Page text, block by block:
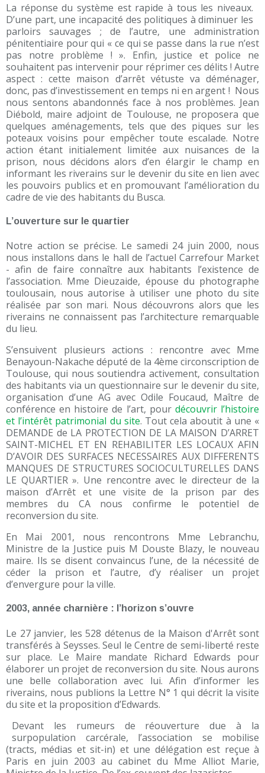
La réponse du système est rapide à tous les niveaux.
D’une part, une incapacité des politiques à diminuer les
parloirs sauvages ; de l’autre, une administration
pénitentiaire pour qui « ce qui se passe dans la rue n’est
pas notre problème ! ». Enfin, justice et police ne
souhaitent pas intervenir pour réprimer ces délits ! Autre
aspect : cette maison d’arrêt vétuste va déménager,
donc, pas d’investissement en temps ni en argent ! Nous
nous sentons abandonnés face à nos problèmes. Jean
Diébold, maire adjoint de Toulouse, ne proposera que
quelques aménagements, tels que des piques sur les
poteaux voisins pour empêcher toute escalade. Notre
action étant initialement limitée aux nuisances de la
prison, nous décidons alors d’en élargir le champ en
informant les riverains sur le devenir du site en lien avec
les pouvoirs publics et en promouvant l’amélioration du
cadre de vie des habitants du Busca.
L’ouverture sur le quartier
Notre action se précise. Le samedi 24 juin 2000, nous
nous installons dans le hall de l’actuel Carrefour Market
- afin de faire connaître aux habitants l’existence de
l’association. Mme Dieuzaide, épouse du photographe
toulousain, nous autorise à utiliser une photo du site
réalisée par son mari. Nous découvrons alors que les
riverains ne connaissent pas l’architecture remarquable
du lieu.
S’ensuivent plusieurs actions : rencontre avec Mme
Benayoun-Nakache député de la 4ème circonscription de
Toulouse, qui nous soutiendra activement, consultation
des habitants via un questionnaire sur le devenir du site,
organisation d’une AG avec Odile Foucaud, Maître de
conférence en histoire de l’art, pour découvrir l’histoire
et l’intérêt patrimonial du site. Tout cela aboutit à une «
DEMANDE de LA PROTECTION DE LA MAISON D’ARRET
SAINT-MICHEL ET EN REHABILITER LES LOCAUX AFIN
D’AVOIR DES SURFACES NECESSAIRES AUX DIFFERENTS
MANQUES DE STRUCTURES SOCIOCULTURELLES DANS
LE QUARTIER ». Une rencontre avec le directeur de la
maison d’Arrêt et une visite de la prison par des
membres du CA nous confirme le potentiel de
reconversion du site.
En Mai 2001, nous rencontrons Mme Lebranchu,
Ministre de la Justice puis M Douste Blazy, le nouveau
maire. Ils se disent convaincus l’une, de la nécessité de
céder la prison et l’autre, d’y réaliser un projet
d’envergure pour la ville.
2003, année charnière : l’horizon s’ouvre
Le 27 janvier, les 528 détenus de la Maison d'Arrêt sont
transférés à Seysses. Seul le Centre de semi-liberté reste
sur place. Le Maire mandate Richard Edwards pour
élaborer un projet de reconversion du site. Nous aurons
une belle collaboration avec lui. Afin d’informer les
riverains, nous publions la Lettre N° 1 qui décrit la visite
du site et la proposition d’Edwards.
Devant les rumeurs de réouverture due à la
surpopulation carcérale, l’association se mobilise
(tracts, médias et sit-in) et une délégation est reçue à
Paris en juin 2003 au cabinet du Mme Alliot Marie,